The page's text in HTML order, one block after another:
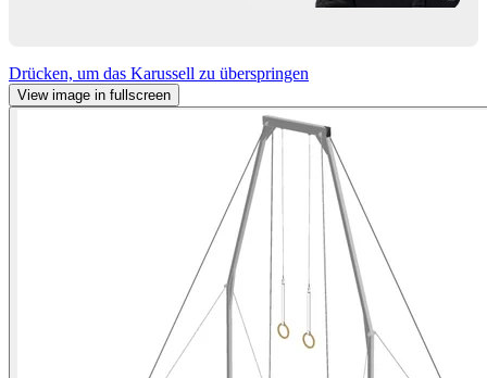
Drücken, um das Karussell zu überspringen
View image in fullscreen